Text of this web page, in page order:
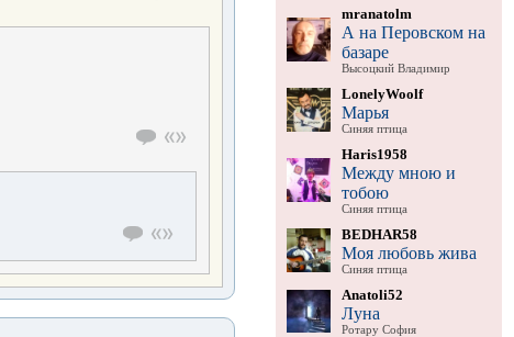
mranatolm
А на Перовском на
базаре
Высоцкий Владимир
LonelyWoolf
Марья
Синяя птица
Haris1958
Между мною и
тобою
Синяя птица
BEDHAR58
Моя любовь жива
Синяя птица
Anatoli52
Луна
Ротару София